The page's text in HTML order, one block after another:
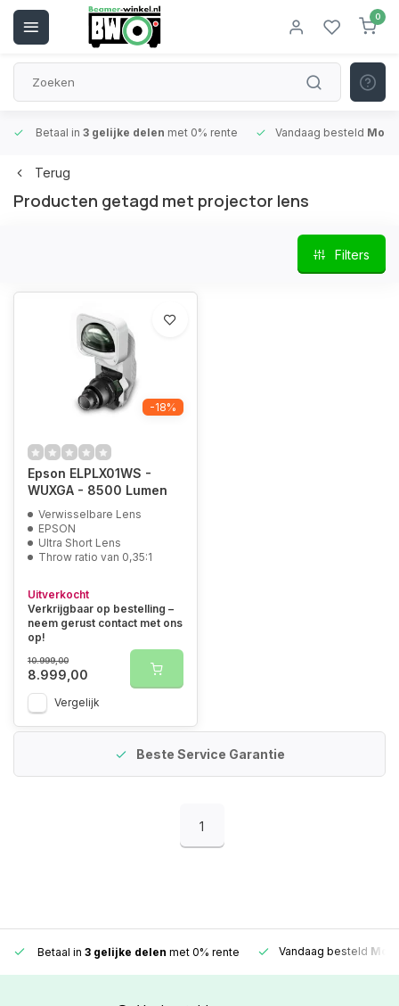
0
Betaal in 3 gelijke delen met 0% rente Vandaag besteld
Terug
Producten getagd met projector lens
Filters
-18%
Epson ELPLX01WS -
WUXGA - 8500 Lumen
Verwisselbare Lens
EPSON
Ultra Short Lens
Throw ratio van 0,35:1
Uitverkocht
Verkrijgbaar op bestelling –
neem gerust contact met ons
op!
10.999,00
8.999,00
Vergelijk
Beste Service Garantie
1
Betaal in 3 gelijke delen met 0% rente Vandaag besteld